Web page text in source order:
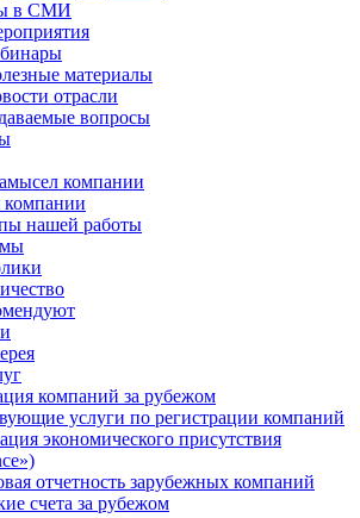
в СМИ
материалы
отрасли
вопросы
компании
компании
нашей работы
компаний за рубежом
услуги по регистрации компаний
экономического присутствия
отчетность зарубежных компаний
счета за рубежом